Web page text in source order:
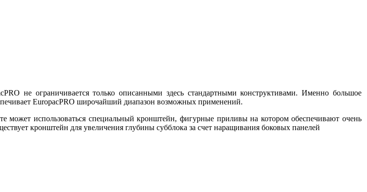
не ограничивается только описанными здесь стандартными конструктивами. Именно большое
EuropacPRO широчайший диапазон возможных применений.
может использоваться специальный кронштейн, фигурные приливы на котором обеспечивают очень
кронштейн для увеличения глубины субблока за счет наращивания боковых панелей